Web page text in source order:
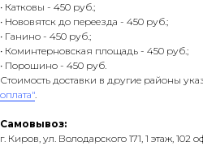
• Катковы - 450 руб.;
• Нововятск до переезда - 450 руб.;
• Ганино - 450 руб.;
• Коминтерновская площадь - 450 руб.;
• Порошино - 450 руб.
Стоимость доставки в другие районы
оплата".
Самовывоз:
г. Киров, ул. Володарского 171, 1 этаж, 102